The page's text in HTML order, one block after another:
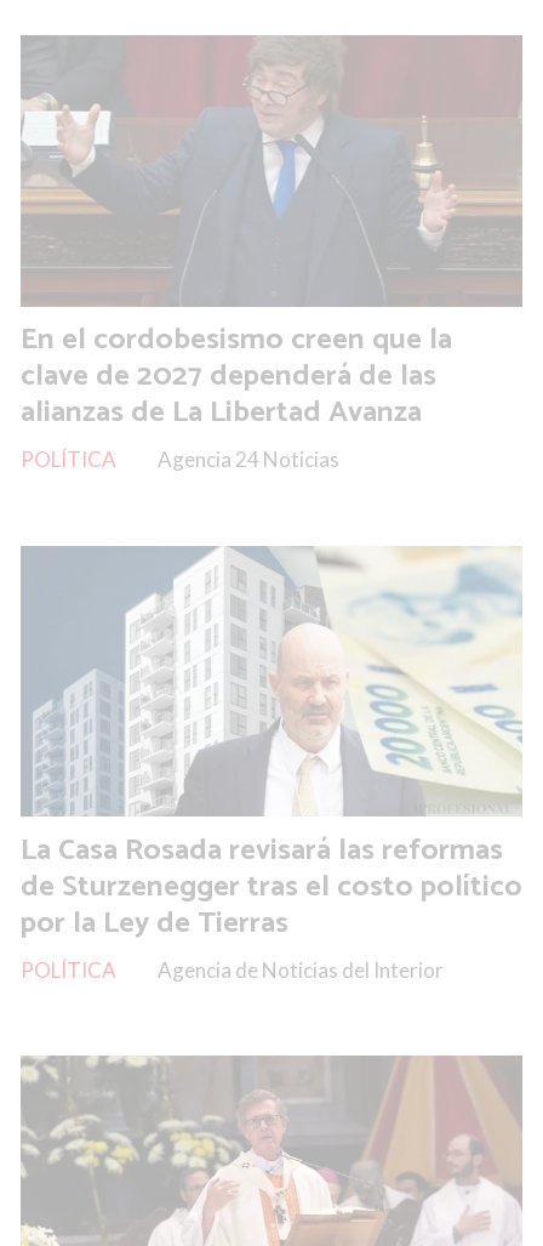
En el cordobesismo creen que la
clave de 2027 dependerá de las
alianzas de La Libertad Avanza
Agencia 24 Noticias
POLÍTICA
La Casa Rosada revisará las reformas
de Sturzenegger tras el costo político
por la Ley de Tierras
Agencia de Noticias del Interior
POLÍTICA